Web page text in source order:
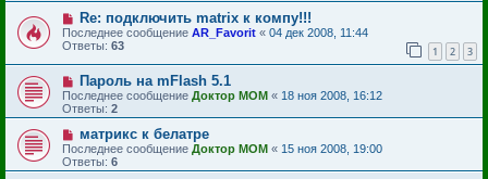
Re: подключить matrix к компу!!!
Последнее сообщение AR_Favorit « 04 дек 2008, 11:44
Ответы: 63 1 2 3
Пароль на mFlash 5.1
Последнее сообщение Доктор MOM « 18 ноя 2008, 16:12
Ответы: 2
матрикс к белатре
Последнее сообщение Доктор MOM « 15 ноя 2008, 19:00
Ответы: 6